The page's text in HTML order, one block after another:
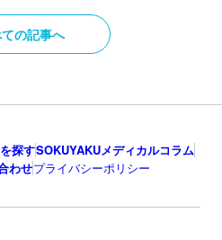
の記事へ
探すSOKUYAKUメディカルコラム
わせプライバシーポリシー